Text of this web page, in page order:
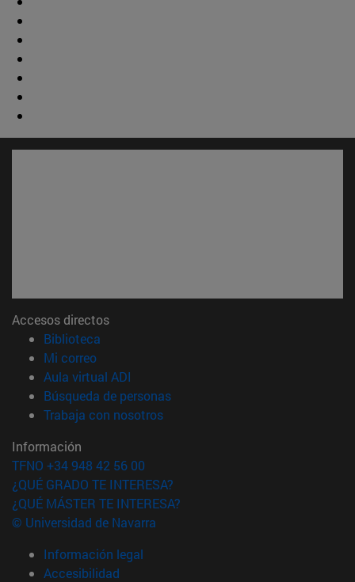
Accesos directos
Biblioteca
Mi correo(abre en nueva ventana)
Aula virtual ADI
Búsqueda de personas(abre en nueva ventana)
Trabaja con nosotros(abre en nueva ventana)
Información
TFNO +34 948 42 56 00
¿QUÉ GRADO TE INTERESA?
¿QUÉ MÁSTER TE INTERESA?
© Universidad de Navarra
Información legal
Accesibilidad